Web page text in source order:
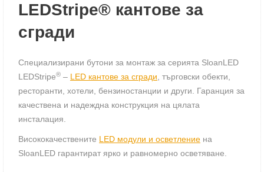
LEDStripe® кантове за
сгради
Специализирани бутони за монтаж за серията SloanLED
LEDStripe® – LED кантове за сгради , търговски обекти,
ресторанти, хотели, бензиностанции и други. Гаранция за
качествена и надеждна конструкция на цялата
инсталация.
Висококачествените LED модули и осветление на
SloanLED гарантират ярко и равномерно осветяване.